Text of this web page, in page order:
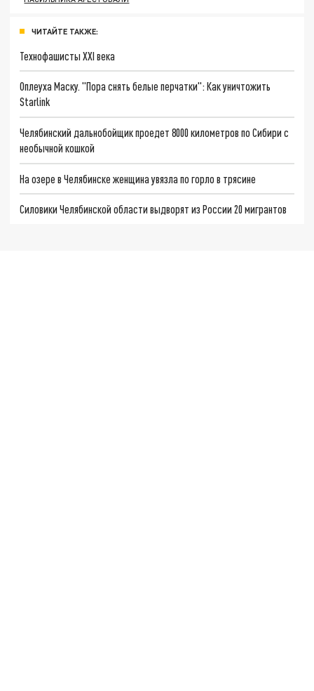
ЧИТАЙТЕ ТАКЖЕ:
Технофашисты XXI века
Оплеуха Маску. "Пора снять белые перчатки": Как уничтожить
Starlink
Челябинский дальнобойщик проедет 8000 километров по Сибири с
необычной кошкой
На озере в Челябинске женщина увязла по горло в трясине
Силовики Челябинской области выдворят из России 20 мигрантов